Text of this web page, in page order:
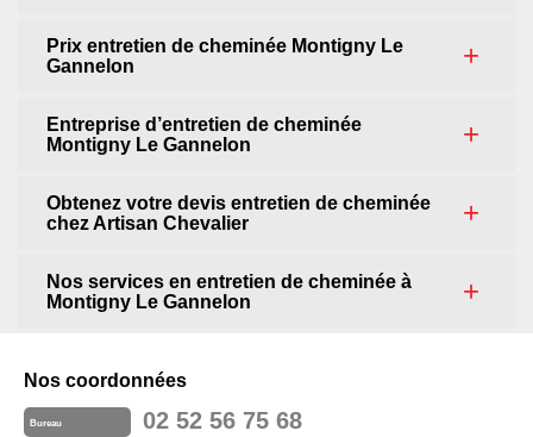
Prix entretien de cheminée Montigny Le
Gannelon
Entreprise d’entretien de cheminée
Montigny Le Gannelon
Obtenez votre devis entretien de cheminée
chez Artisan Chevalier
Nos services en entretien de cheminée à
Montigny Le Gannelon
Nos coordonnées
Bureau 02 52 56 75 68